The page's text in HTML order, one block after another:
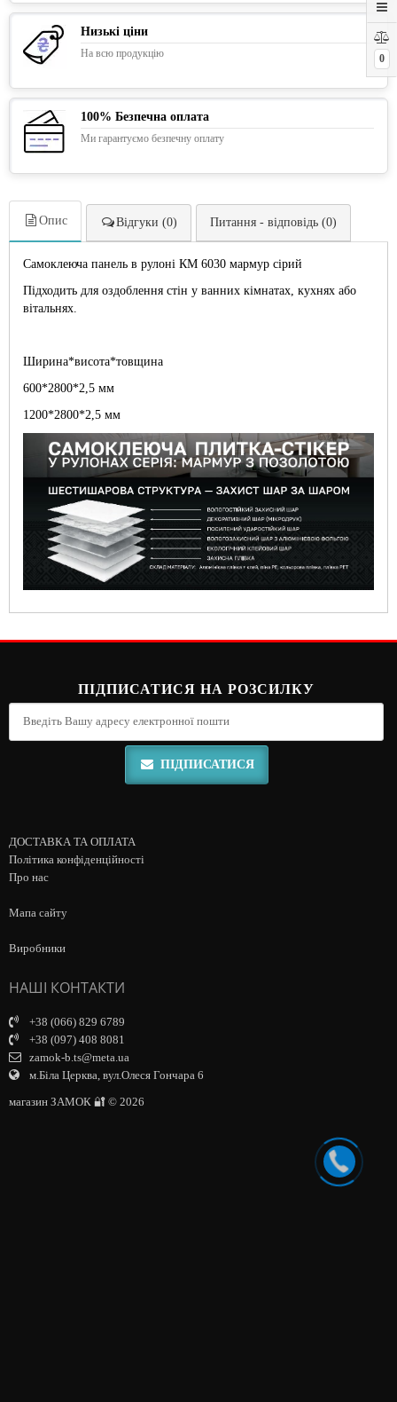
0
Низькі ціни
На всю продукцію
100% Безпечна оплата
Ми гарантуємо безпечну оплату
Опис Відгуки (0) Питання - відповідь (0)
Самоклеюча панель в рулоні КМ 6030 мармур сірий
Підходить для оздоблення стін у ванних кімнатах, кухнях або
вітальнях.
Ширина*висота*товщина
600*2800*2,5 мм
1200*2800*2,5 мм
ПІДПИСАТИСЯ НА РОЗСИЛКУ
ПІДПИСАТИСЯ
ДОСТАВКА ТА ОПЛАТА
Політика конфіденційності
Про нас
Мапа сайту
Виробники
НАШІ КОНТАКТИ
+38 (066) 829 6789
+38 (097) 408 8081
zamok-b.ts@meta.ua
м.Біла Церква, вул.Олеся Гончара 6
магазин ЗАМОК 🔐 © 2026